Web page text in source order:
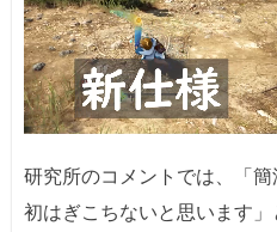
研究所のコメントでは、「
初はぎこちないと思います